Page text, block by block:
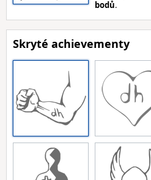
bodů.
Skryté achievementy